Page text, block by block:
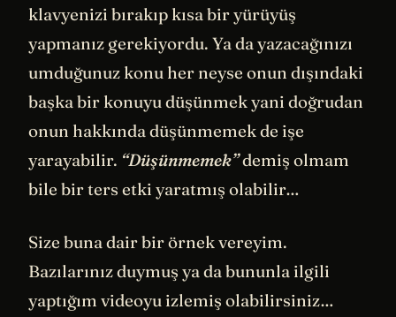
klavyenizi bırakıp kısa bir yürüyüş
yapmanız gerekiyordu. Ya da yazacağınızı
umduğunuz konu her neyse onun dışındaki
başka bir konuyu düşünmek yani doğrudan
onun hakkında düşünmemek de işe
yarayabilir. “Düşünmemek”demiş olmam
bile bir ters etki yaratmış olabilir…
Size buna dair bir örnek vereyim.
Bazılarınız duymuş ya da bununla ilgili
yaptığım videoyu izlemiş olabilirsiniz…